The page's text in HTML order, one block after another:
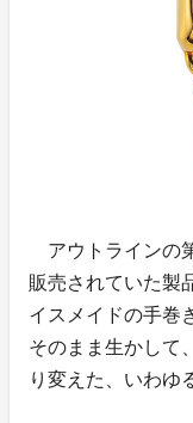
アウトラインの
販売されていた製
イスメイドの手巻
そのまま生かして
り変えた、いわゆ